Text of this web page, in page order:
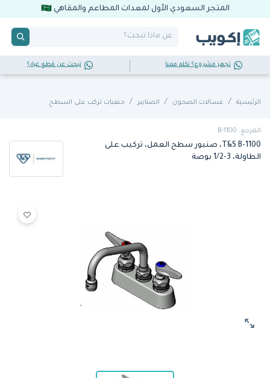
المتجر السعودي الأول لمعدات المطاعم والمقاهي
تجهز مشروع؟ تكلم معنا تبحث عن قطع غيار؟
الرئيسية غسـالات الصحون الصنابير حنفيات تركب على السطح
المرجع: B-1100
T&S B-1100، صنبور سطح العمل، تركيب على
الطاولة، 3-1/2 بوصة